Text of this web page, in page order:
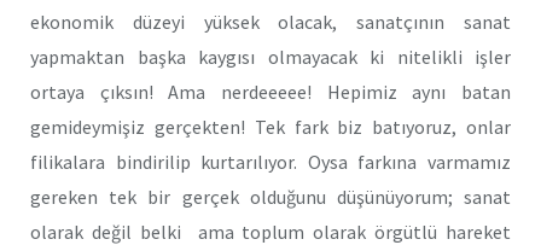
ekonomik düzeyi yüksek olacak, sanatçının sanat
yapmaktan başka kaygısı olmayacak ki nitelikli işler
ortaya çıksın! Ama nerdeeeee! Hepimiz aynı batan
gemideymişiz gerçekten! Tek fark biz batıyoruz, onlar
filikalara bindirilip kurtarılıyor. Oysa farkına varmamız
gereken tek bir gerçek olduğunu düşünüyorum; sanat
olarak değil belki ama toplum olarak örgütlü hareket